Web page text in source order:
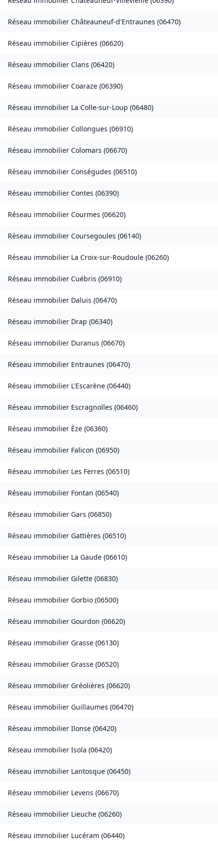
Réseau immobilier Châteauneuf-d'Entraunes (06470)
Réseau immobilier Cipières (06620)
Réseau immobilier Clans (06420)
Réseau immobilier Coaraze (06390)
Réseau immobilier La Colle-sur-Loup (06480)
Réseau immobilier Collongues (06910)
Réseau immobilier Colomars (06670)
Réseau immobilier Conségudes (06510)
Réseau immobilier Contes (06390)
Réseau immobilier Courmes (06620)
Réseau immobilier Coursegoules (06140)
Réseau immobilier La Croix-sur-Roudoule (06260)
Réseau immobilier Cuébris (06910)
Réseau immobilier Daluis (06470)
Réseau immobilier Drap (06340)
Réseau immobilier Duranus (06670)
Réseau immobilier Entraunes (06470)
Réseau immobilier L'Escarène (06440)
Réseau immobilier Escragnolles (06460)
Réseau immobilier Èze (06360)
Réseau immobilier Falicon (06950)
Réseau immobilier Les Ferres (06510)
Réseau immobilier Fontan (06540)
Réseau immobilier Gars (06850)
Réseau immobilier Gattières (06510)
Réseau immobilier La Gaude (06610)
Réseau immobilier Gilette (06830)
Réseau immobilier Gorbio (06500)
Réseau immobilier Gourdon (06620)
Réseau immobilier Grasse (06130)
Réseau immobilier Grasse (06520)
Réseau immobilier Gréolières (06620)
Réseau immobilier Guillaumes (06470)
Réseau immobilier Ilonse (06420)
Réseau immobilier Isola (06420)
Réseau immobilier Lantosque (06450)
Réseau immobilier Levens (06670)
Réseau immobilier Lieuche (06260)
Réseau immobilier Lucéram (06440)